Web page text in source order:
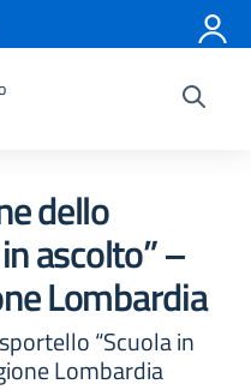
della scuola
dello
ascolto” –
Lombardia
“Scuola in
Lombardia